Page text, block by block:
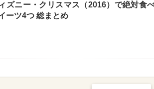
ズニー・クリスマス（2016）で絶対食
ーツ4つ 総まとめ